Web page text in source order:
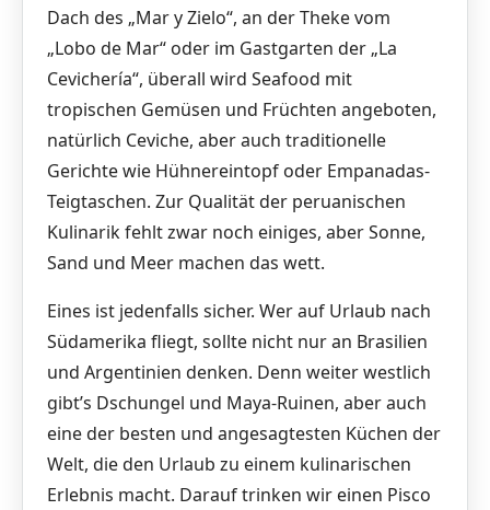
Dach des „Mar y Zielo“, an der Theke vom
„Lobo de Mar“ oder im Gastgarten der „La
Cevichería“, überall wird Seafood mit
tropischen Gemüsen und Früchten angeboten,
natürlich Ceviche, aber auch traditionelle
Gerichte wie Hühnereintopf oder Empanadas-
Teigtaschen. Zur Qualität der peruanischen
Kulinarik fehlt zwar noch einiges, aber Sonne,
Sand und Meer machen das wett.
Eines ist jedenfalls sicher. Wer auf Urlaub nach
Südamerika fliegt, sollte nicht nur an Brasilien
und Argentinien denken. Denn weiter westlich
gibt’s Dschungel und Maya-Ruinen, aber auch
eine der besten und angesagtesten Küchen der
Welt, die den Urlaub zu einem kulinarischen
Erlebnis macht. Darauf trinken wir einen Pisco